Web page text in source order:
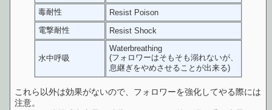
毒耐性
Resist Poison
電撃耐性
Resist Shock
水中呼吸
Waterbreathing
(フォロワーはそもそも溺れないが、
息継ぎをやめさせることが出来る)
これら以外は効果がないので、フォロワーを強化してやる際には
注意。